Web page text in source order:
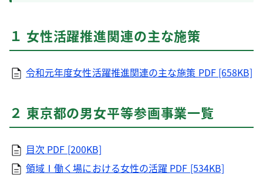
１ 女性活躍推進関連の主な施策
令和元年度女性活躍推進関連の主な施策 PDF [658KB]
２ 東京都の男女平等参画事業一覧
目次 PDF [200KB]
領域Ⅰ働く場における女性の活躍 PDF [534KB]